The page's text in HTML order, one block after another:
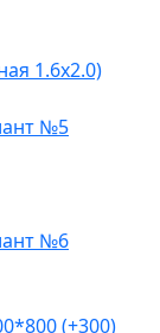
1.6х2.0)
№5
№6
(+300)